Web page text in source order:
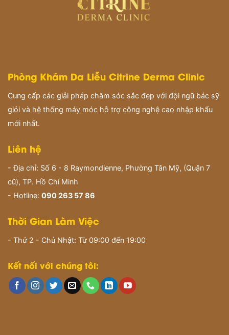
Phòng Khám Da Liễu Citrine Derma Clinic
Cung cấp các giải pháp chăm sóc sắc đẹp với đội ngũ bác sỹ
giỏi và hệ thống máy móc hỗ trợ công nghệ cao nhập khẩu
mới nhất.
Liên hệ
- Địa chỉ: Số 6 - 8 Raymondienne, Phường Tân Mỹ, (Quận 7
cũ), TP. Hồ Chí Minh
- Hotline: 090 263 57 86
Thời Gian Làm Việc
- Thứ 2 - Chủ Nhật: Từ 09:00 đến 19:00
Kết nối với chúng tôi: